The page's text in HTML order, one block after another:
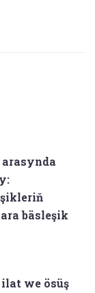
bäsleşik
we ösüş